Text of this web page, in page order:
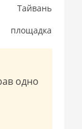
Тайвань
площадка
одно